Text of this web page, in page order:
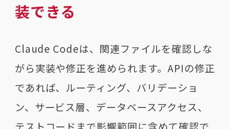
装できる
Claude Codeは、関連ファイルを確認しな
がら実装や修正を進められます。APIの修正
であれば、ルーティング、バリデーショ
ン、サービス層、データベースアクセス、